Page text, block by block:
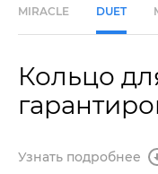
MIRACLE DUET
Кольцо
Узнать подробнее